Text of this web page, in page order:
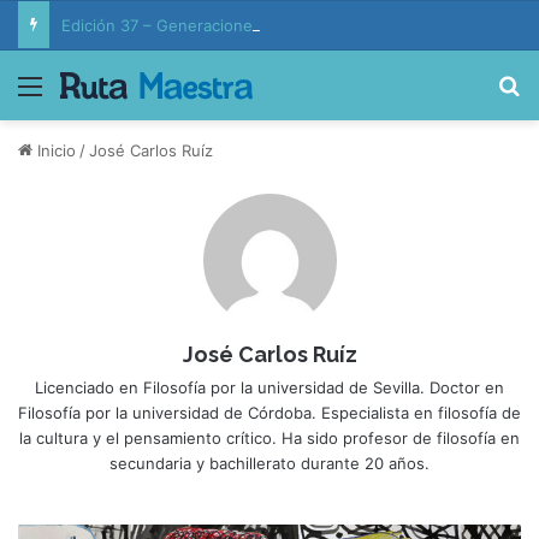
Menú
Inicio /José Carlos Ruíz
José Carlos Ruíz
Licenciado en Filosofía por la universidad de Sevilla. Doctor en
Filosofía por la universidad de Córdoba. Especialista en filosofía de
la cultura y el pensamiento crítico. Ha sido profesor de filosofía en
secundaria y bachillerato durante 20 años.